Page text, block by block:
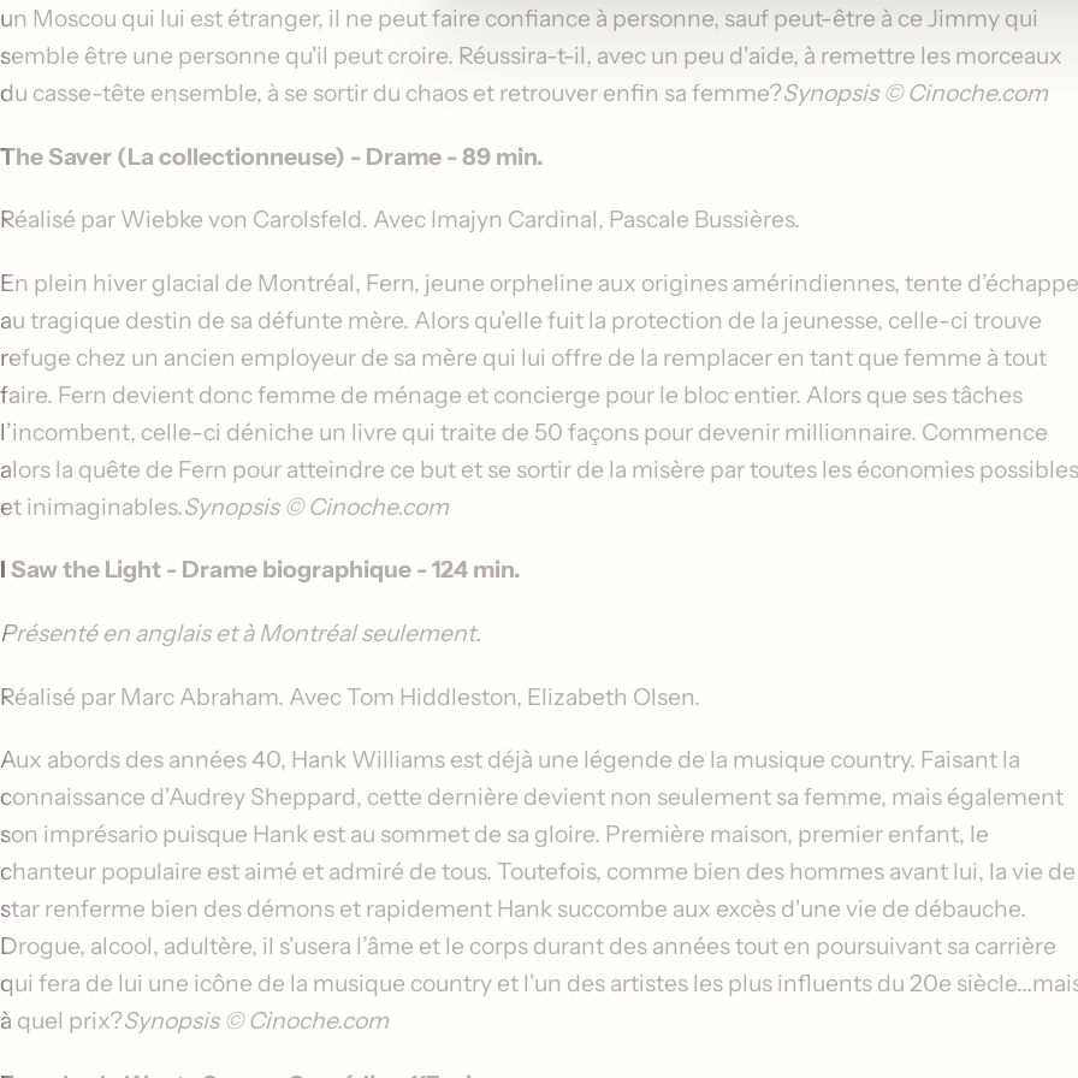
un Moscou qui lui est étranger, il ne peut faire confiance à personne, sauf peut-être à ce Jimmy qui
semble être une personne qu'il peut croire. Réussira-t-il, avec un peu d'aide, à remettre les morceaux
du casse-tête ensemble, à se sortir du chaos et retrouver enfin sa femme?Synopsis © Cinoche.com
The Saver (La collectionneuse) - Drame - 89 min.
Réalisé par Wiebke von Carolsfeld. Avec Imajyn Cardinal, Pascale Bussières.
En plein hiver glacial de Montréal, Fern, jeune orpheline aux origines amérindiennes, tente
au tragique destin de sa défunte mère. Alors qu’elle fuit la protection de la jeunesse, celle-ci trouve
refuge chez un ancien employeur de sa mère qui lui offre de la remplacer en tant que femme à tout
faire. Fern devient donc femme de ménage et concierge pour le bloc entier. Alors que ses tâches
l’incombent, celle-ci déniche un livre qui traite de 50 façons pour devenir millionnaire. Commence
alors la quête de Fern pour atteindre ce but et se sortir de la misère par toutes les économies possibles
et inimaginables.Synopsis © Cinoche.com
I Saw the Light - Drame biographique - 124 min.
Présenté en anglais et à Montréal seulement.
Réalisé par Marc Abraham. Avec Tom Hiddleston, Elizabeth Olsen.
Aux abords des années 40, Hank Williams est déjà une légende de la musique country. Faisant la
connaissance d'Audrey Sheppard, cette dernière devient non seulement sa femme, mais également
son imprésario puisque Hank est au sommet de sa gloire. Première maison, premier enfant, le
chanteur populaire est aimé et admiré de tous. Toutefois, comme bien des hommes avant lui, la vie de
star renferme bien des démons et rapidement Hank succombe aux excès d'une vie de débauche.
Drogue, alcool, adultère, il s'usera l’âme et le corps durant des années tout en poursuivant sa carrière
qui fera de lui une icône de la musique country et l'un des artistes les plus influents du 20e
à quel prix?Synopsis © Cinoche.com